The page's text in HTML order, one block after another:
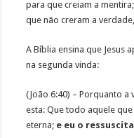
para que creiam a
que não creram a
A Bíblia ensina que Jesus
na segunda vinda:
(João 6:40) – Porquanto
esta: Que todo aquele
eterna; e eu o